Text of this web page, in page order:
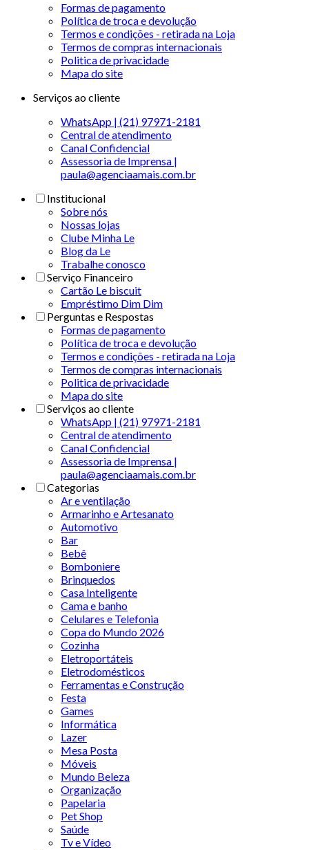
Formas de pagamento
Política de troca e devolução
Termos e condições - retirada na Loja
Termos de compras internacionais
Politica de privacidade
Mapa do site
Serviços ao cliente
WhatsApp | (21) 97971-2181
Central de atendimento
Canal Confidencial
Assessoria de Imprensa |
paula@agenciaamais.com.br
Institucional
Sobre nós
Nossas lojas
Clube Minha Le
Blog da Le
Trabalhe conosco
Serviço Financeiro
Cartão Le biscuit
Empréstimo Dim Dim
Perguntas e Respostas
Formas de pagamento
Política de troca e devolução
Termos e condições - retirada na Loja
Termos de compras internacionais
Politica de privacidade
Mapa do site
Serviços ao cliente
WhatsApp | (21) 97971-2181
Central de atendimento
Canal Confidencial
Assessoria de Imprensa |
paula@agenciaamais.com.br
Categorias
Ar e ventilação
Armarinho e Artesanato
Automotivo
Bar
Bebê
Bomboniere
Brinquedos
Casa Inteligente
Cama e banho
Celulares e Telefonia
Copa do Mundo 2026
Cozinha
Eletroportáteis
Eletrodomésticos
Ferramentas e Construção
Festa
Games
Informática
Lazer
Mesa Posta
Móveis
Mundo Beleza
Organização
Papelaria
Pet Shop
Saúde
Tv e Vídeo